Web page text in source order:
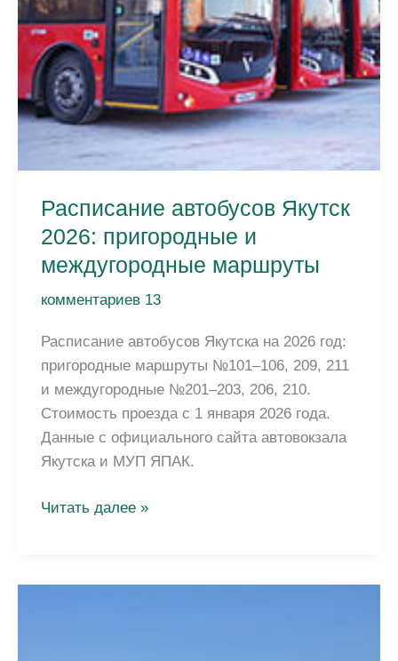
Расписание автобусов Якутск
2026: пригородные и
междугородные маршруты
комментариев 13
Расписание автобусов Якутска на 2026 год:
пригородные маршруты №101–106, 209, 211
и междугородные №201–203, 206, 210.
Стоимость проезда с 1 января 2026 года.
Данные с официального сайта автовокзала
Якутска и МУП ЯПАК.
Расписание
Читать далее »